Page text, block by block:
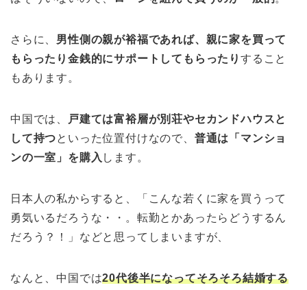
さらに、 男性側の親が裕福であれば、親に家を買って
もらったり金銭的にサポートしてもらったり すること
もあります。
中国では、
戸建ては富裕層が別荘やセカンドハウスと
して持つといった位置付けなので、 普通は「マンショ
ンの一室」を購入 します。
日本人の私からすると、「こんな若くに家を買うって
勇気いるだろうな・・。転勤とかあったらどうするん
だろう？！」などと思ってしまいますが、
なんと、中国では20代後半になってそろそろ結婚する